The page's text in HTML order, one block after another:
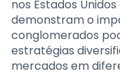
nos Estados
demonstram o
conglomerados
estratégias
mercados em